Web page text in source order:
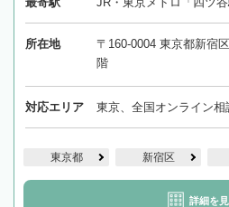
所在地
〒160-0004 東京都新宿
階
対応エリア 東京、全国オンライン相
東京都 新宿区
詳細を